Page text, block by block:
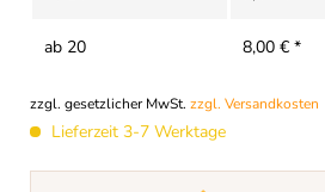
ab 20 8,00 € *
zzgl. gesetzlicher MwSt. zzgl. Versandkosten
Lieferzeit 3-7 Werktage